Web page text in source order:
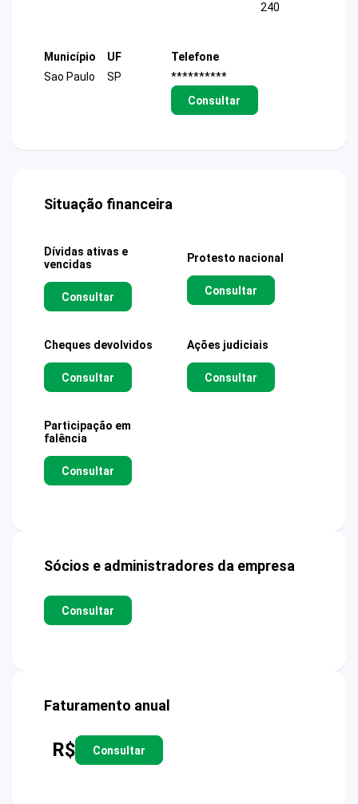
240
Município
Sao Paulo
UF
SP
Telefone
**********
Consultar
Situação financeira
Dívidas ativas e
vencidas
Consultar
Protesto nacional
Consultar
Cheques devolvidos
Consultar
Ações judiciais
Consultar
Participação em
falência
Consultar
Sócios e administradores da empresa
Consultar
Faturamento anual
R$ Consultar